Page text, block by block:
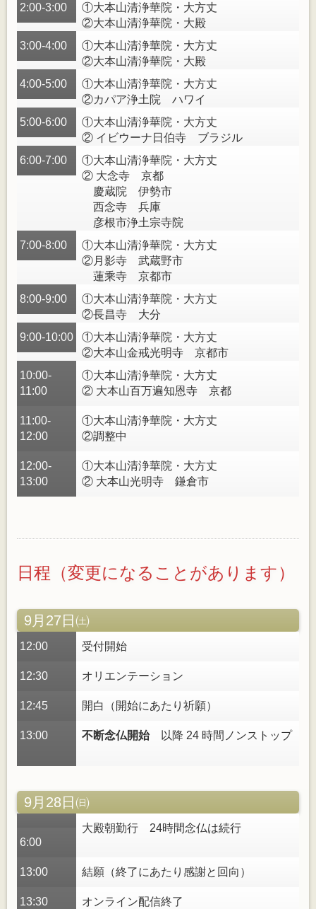
2:00-3:00
①大本山清浄華院・大方丈
②大本山清浄華院・大殿
3:00-4:00
①大本山清浄華院・大方丈
②大本山清浄華院・大殿
4:00-5:00
①大本山清浄華院・大方丈
②カパア浄土院 ハワイ
5:00-6:00
①大本山清浄華院・大方丈
② イビウーナ日伯寺 ブラジル
6:00-7:00
①大本山清浄華院・大方丈
② 大念寺 京都
慶蔵院 伊勢市
西念寺 兵庫
彦根市浄土宗寺院
7:00-8:00
①大本山清浄華院・大方丈
②月影寺 武蔵野市
蓮乘寺 京都市
8:00-9:00
①大本山清浄華院・大方丈
②長昌寺 大分
9:00-10:00
①大本山清浄華院・大方丈
②大本山金戒光明寺 京都市
10:00-
11:00
①大本山清浄華院・大方丈
② 大本山百万遍知恩寺 京都
11:00-
12:00
①大本山清浄華院・大方丈
②調整中
12:00-
13:00
①大本山清浄華院・大方丈
② 大本山光明寺 鎌倉市
日程（変更になることがあります）
9月27日㈯
12:00 受付開始
12:30 オリエンテーション
12:45 開白（開始にあたり祈願）
13:00 不断念仏開始以降 24 時間ノンストップ
9月28日㈰
6:00
大殿朝勤行 24時間念仏は続行
13:00 結願（終了にあたり感謝と回向）
13:30 オンライン配信終了